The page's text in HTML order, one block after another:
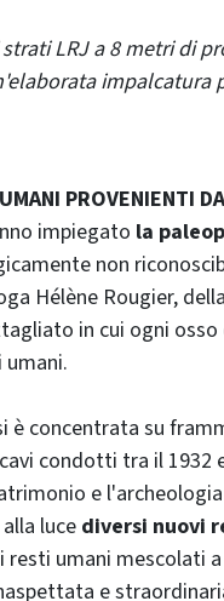
LRJ a 8 metri di
impalcatura
PROVENIENTI
impiegato la
non
Hélène Rougier,
in cui ogni
è concentrata su
condotti tra il 1932
e
lucediversi nuovi
resti umani mescolati
e